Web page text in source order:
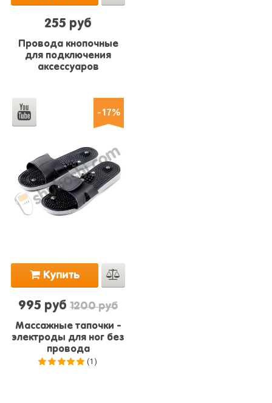
255 руб
Провода кнопочные
для подключения
аксессуаров
-17%
Купить
995 руб 1200 руб
Массажные тапочки -
электроды для ног без
провода
(1)